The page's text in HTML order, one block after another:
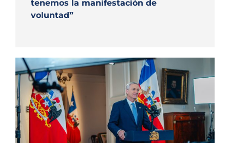
tenemos la manifestación de
voluntad”